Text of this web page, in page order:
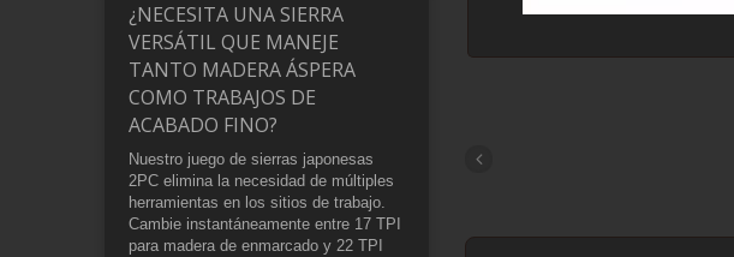
¿NECESITA UNA SIERRA
VERSÁTIL QUE MANEJE
TANTO MADERA ÁSPERA
COMO TRABAJOS DE
ACABADO FINO?
Nuestro juego de sierras japonesas
2PC elimina la necesidad de múltiples
herramientas en los sitios de trabajo.
Cambie instantáneamente entre 17 TPI
para madera de enmarcado y 22 TPI